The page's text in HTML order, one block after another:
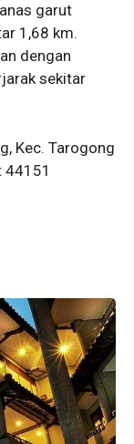
garut
1,68 km.
dengan
sekitar
Kec. Tarogong
44151